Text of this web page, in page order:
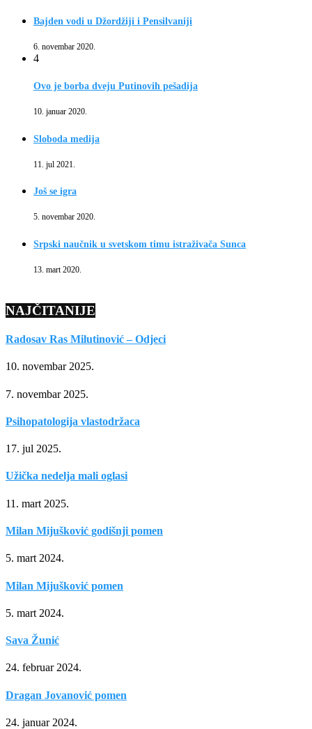
Bajden vodi u Džordžiji i Pensilvaniji
6. novembar 2020.
4
Ovo je borba dveju Putinovih pešadija
10. januar 2020.
Sloboda medija
11. jul 2021.
Još se igra
5. novembar 2020.
Srpski naučnik u svetskom timu istraživača Sunca
13. mart 2020.
NAJČITANIJE
Radosav Ras Milutinović – Odjeci
10. novembar 2025.
7. novembar 2025.
Psihopatologija vlastodržaca
17. jul 2025.
Užička nedelja mali oglasi
11. mart 2025.
Milan Mijušković godišnji pomen
5. mart 2024.
Milan Mijušković pomen
5. mart 2024.
Sava Žunić
24. februar 2024.
Dragan Jovanović pomen
24. januar 2024.